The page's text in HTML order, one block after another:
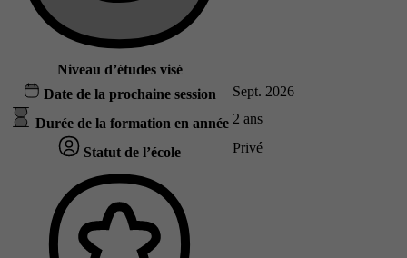
Niveau d’études visé
Date de la prochaine session Sept. 2026
Durée de la formation en année 2 ans
Statut de l’école Privé